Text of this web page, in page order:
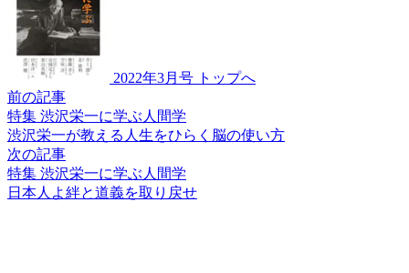
2022年3月号 トップへ
前の記事
特集 渋沢栄一に学ぶ人間学
渋沢栄一が教える 人生をひらく脳の使い方
次の記事
特集 渋沢栄一に学ぶ人間学
日本人よ絆と道義を取り戻せ